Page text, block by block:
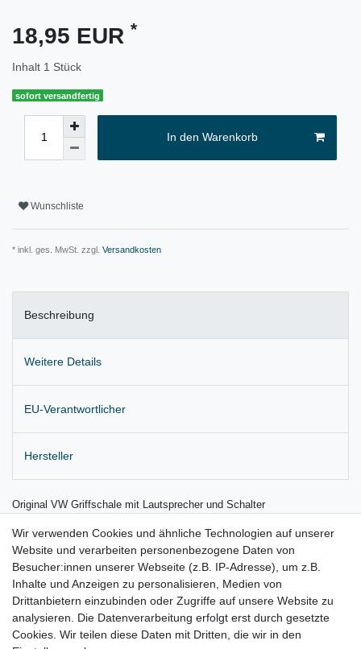
18,95 EUR *
Inhalt 1 Stück
sofort versandfertig
In den Warenkorb
Wunschliste
* inkl. ges. MwSt. zzgl. Versandkosten
Beschreibung
Weitere Details
EU-Verantwortlicher
Hersteller
Original VW Griffschale mit Lautsprecher und Schalter
für die Tür vorne rechts
Farbe: 5W8, anthrazit-metallic (grau)
Lieferung wie abgebildet
VW Phaeton Bj. 2002 - 05/2009
Wir verwenden Cookies und ähnliche Technologien auf unserer
Website und verarbeiten personenbezogene Daten von
Besucher:innen unserer Webseite (z.B. IP-Adresse), um z.B.
Inhalte und Anzeigen zu personalisieren, Medien von
Drittanbietern einzubinden oder Zugriffe auf unsere Website zu
analysieren. Die Datenverarbeitung erfolgt erst durch gesetzte
Cookies. Wir teilen diese Daten mit Dritten, die wir in den